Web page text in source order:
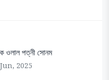
ওলাল পত্নী সোনম
2025